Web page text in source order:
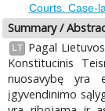
Courts. Case-
Summary /
LT
Pagal
Konstitucinis
nuosavybę yra
įgyvendinimo